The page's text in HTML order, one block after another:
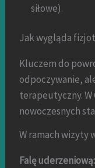
siłowe).
Jak wygląda
Kluczem do
odpoczywanie,
terapeutyczny.
nowoczesnych
W ramach wizyty
Falę uderzeniową: